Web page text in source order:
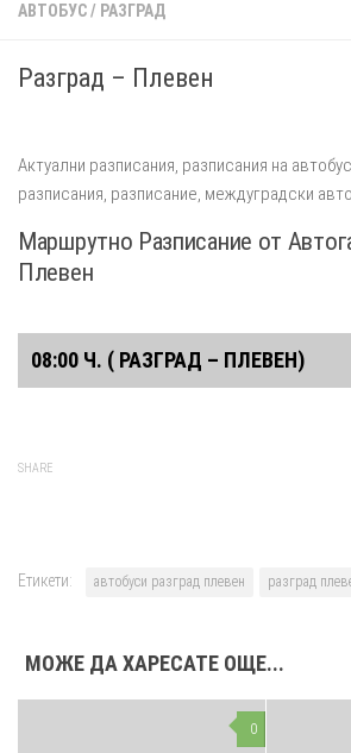
АВТОБУС/ РАЗГРАД
Разград – Плевен
Aктуални разписания, разписания на
разписания, разписание, междуградски
Маршрутно Разписание от
Плевен
08:00 Ч. ( РАЗГРАД – ПЛЕВЕН)
Попово
Плевен
SHARE
Етикети: автобуси разград плевен разград
МОЖЕ ДА ХАРЕСАТЕ ОЩЕ...
0